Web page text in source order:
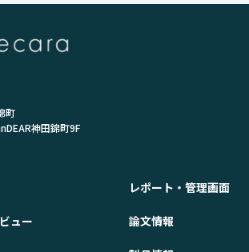
町
神田錦町9F
ュー
レポート・管理画面
論文情報